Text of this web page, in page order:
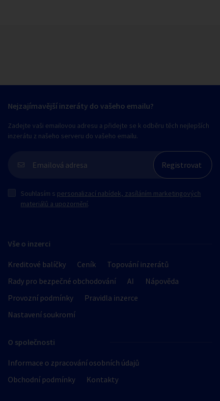
Vše o inzerci
Kreditové balíčky Ceník
Topování inzerátů
Rady pro bezpečné obchodování
AI
Nápověda
Provozní podmínky
Pravidla inzerce
Nastavení soukromí
O společnosti
Informace o zpracování osobních údajů
Obchodní podmínky
Kontakty
Nejzajímavější inzeráty do vašeho emailu?
Zadejte vaši emailovou adresu a přidejte se k odběru těch nejlepších
inzerátu z našeho serveru do vašeho emailu.
Souhlasím s personalizací nabídek, zasíláním marketingových
materiálů a upozornění.